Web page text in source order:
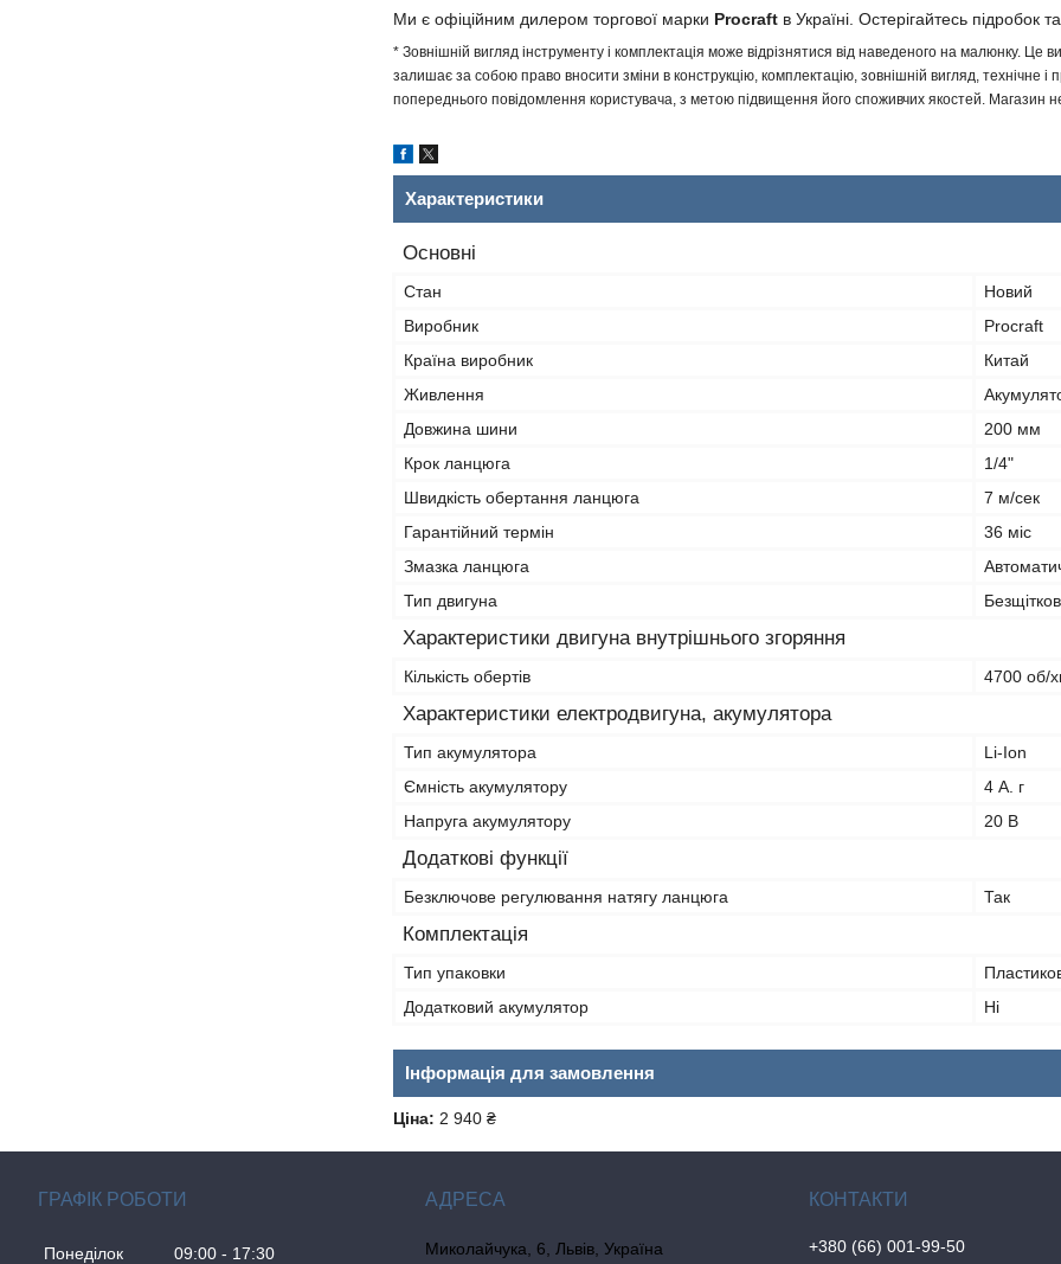
Ми є офіційним дилером торгової марки Procraft в Україні. Остерігайтесь підробок
* Зовнішній вигляд інструменту і комплектація може відрізнятися від наведеного на малюнку.
залишає за собою право вносити зміни в конструкцію, комплектацію, зовнішній вигляд, технічне
попереднього повідомлення користувача, з метою підвищення його споживчих якостей. Магазин
Характеристики
Основні
Стан
Новий
Виробник
Procraft
Країна виробник
Китай
Живлення
Довжина шини
200 мм
Крок ланцюга
1/4"
Швидкість обертання ланцюга
7 м/сек
Гарантійний термін
36 міс
Змазка ланцюга
Тип двигуна
Характеристики двигуна внутрішнього згоряння
Кількість обертів 4700 об/
Характеристики електродвигуна, акумулятора
Тип акумулятора
Li-Ion
Ємність акумулятору
4 А. г
Напруга акумулятору
20 В
Додаткові функції
Безключове регулювання натягу ланцюга Так
Комплектація
Тип упаковки
Додатковий акумулятор
Ні
Інформація для замовлення
Ціна: 2 940 ₴
ГРАФІК РОБОТИ
Понеділок 09:00 17:30 Миколайчука, 6, Львів, Україна +380 (66) 001-99-50